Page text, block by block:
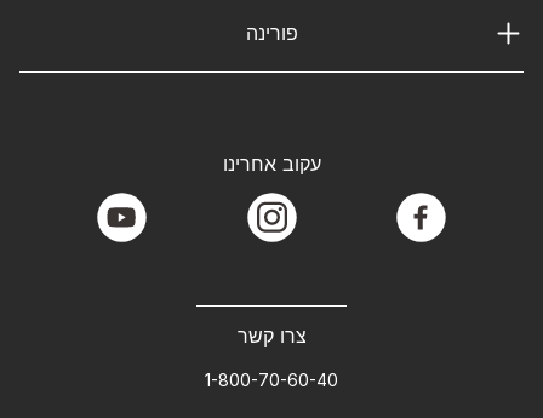
פורינה
צרו קשר
1-800-70-60-40
עקוב אחרינו
facebook
instagram
youtube